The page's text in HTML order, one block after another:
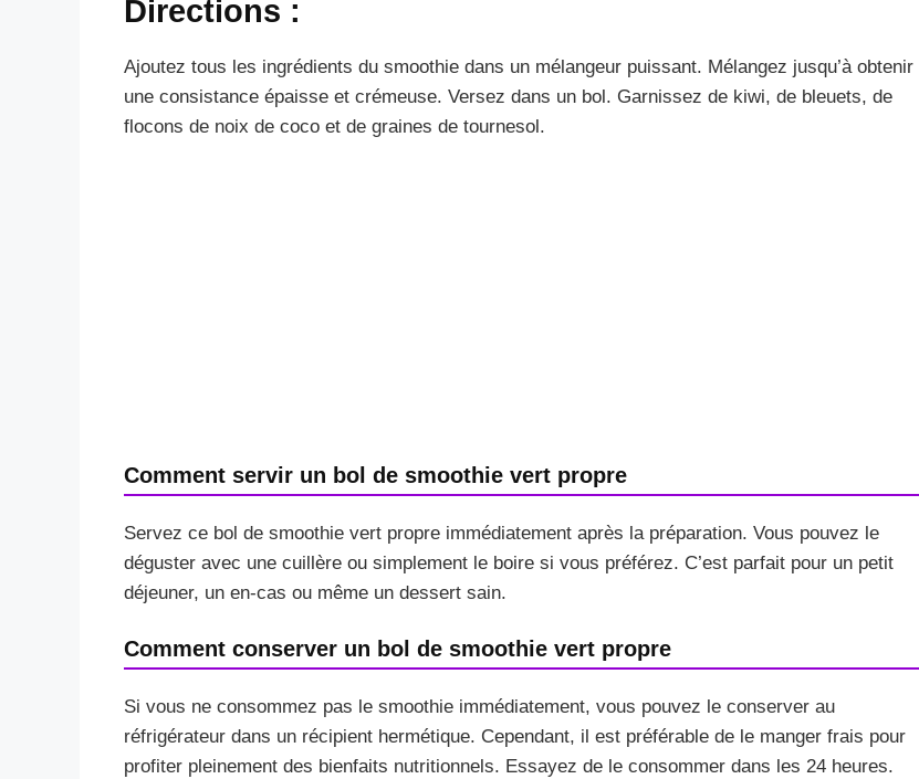
Directions :
Ajoutez tous les ingrédients du smoothie dans un mélangeur puissant. Mélangez jusqu’à obtenir
une consistance épaisse et crémeuse. Versez dans un bol. Garnissez de kiwi, de bleuets, de
flocons de noix de coco et de graines de tournesol.
Comment servir un bol de smoothie vert propre
Servez ce bol de smoothie vert propre immédiatement après la préparation. Vous pouvez le
déguster avec une cuillère ou simplement le boire si vous préférez. C’est parfait pour un petit
déjeuner, un en-cas ou même un dessert sain.
Comment conserver un bol de smoothie vert propre
Si vous ne consommez pas le smoothie immédiatement, vous pouvez le conserver au
réfrigérateur dans un récipient hermétique. Cependant, il est préférable de le manger frais pour
profiter pleinement des bienfaits nutritionnels. Essayez de le consommer dans les 24 heures.